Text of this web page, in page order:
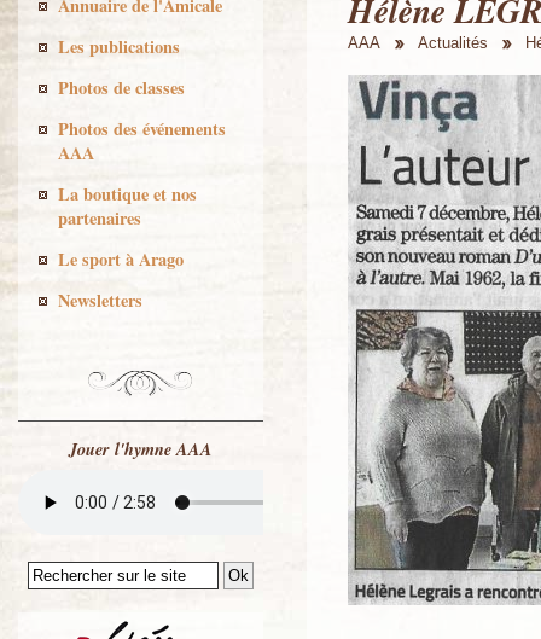
Hélène
AAA Actualités
Annuaire de l'Amicale
Les publications
Photos de classes
Photos des événements
AAA
La boutique et nos
partenaires
Le sport à Arago
Newsletters
Jouer l'hymne AAA